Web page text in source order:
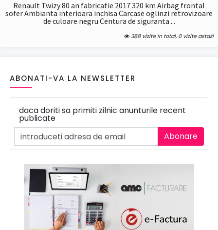
Renault Twizy 80 an fabricatie 2017 320 km Airbag frontal
sofer Ambianta interioara inchisa Carcase oglinzi retrovizoare
de culoare negru Centura de siguranta ...
388 vizite in total, 0 vizite astazi
ABONATI-VA LA NEWSLETTER
daca doriti sa primiti zilnic anunturile recent
publicate